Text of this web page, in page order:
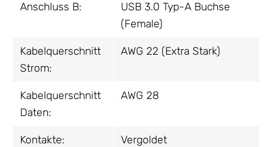
Anschluss B:
USB 3.0 Typ-A Buchse
(Female)
Kabelquerschnitt
Strom:
AWG 22 (Extra Stark)
Kabelquerschnitt
Daten:
AWG 28
Kontakte: Vergoldet